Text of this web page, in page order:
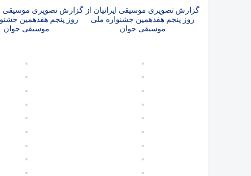
گزارش تصویری موسیقی ایرانیان از
روز پنجم هفدهمین جشنواره ملی
موسیقی جوان
گزارش تصویری موسیقی
روز پنجم هفدهمین
موسیقی جوان